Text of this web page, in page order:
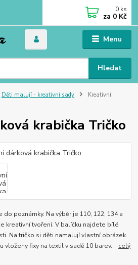
Menu
Hledat
0 ks
za 0 Kč
Děti malují - kreativní sady
Kreativní
krabička Tričko
poznámky. Na výběr je 110, 122, 134 a
kreativní tvoření. V balíčku najdete bílé
Na tričko si děti namalují vlastní obrázek.
vloženy fixy na textil v sadě 10 barev. celý